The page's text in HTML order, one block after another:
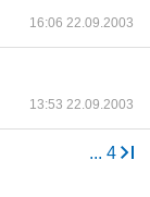
16:06 22.09.2003
13:53 22.09.2003
... 4